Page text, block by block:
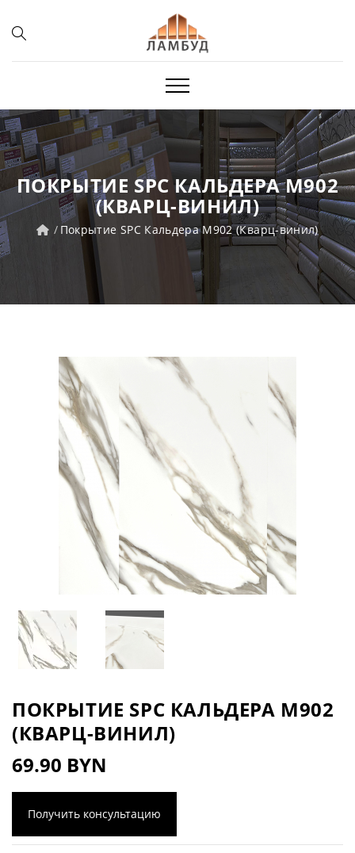
ПОКРЫТИЕ SPC КАЛЬДЕРА M902
(КВАРЦ-ВИНИЛ)
Покрытие SPC Кальдера M902 (Кварц-винил)
ПОКРЫТИЕ SPC КАЛЬДЕРА M902
(КВАРЦ-ВИНИЛ)
69.90 BYN
Получить консультацию